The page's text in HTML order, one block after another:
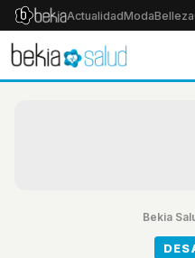
ActualidadModaBelleza
Bekia